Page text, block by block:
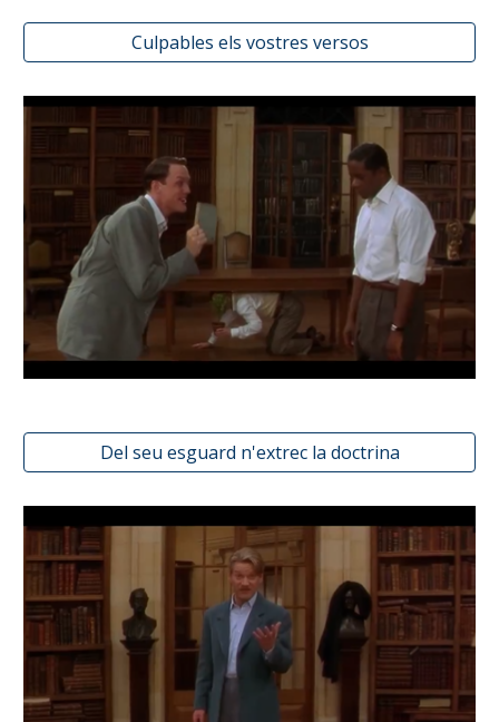
Culpables els vostres versos
Del seu esguard n'extrec la doctrina